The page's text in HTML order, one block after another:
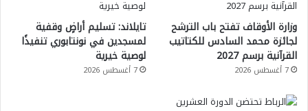
وزارة الأوقاف تفتح باب الترشح
لجائزة محمد السادس للكتاتيب
القرآنية برسم 2027
7 أغسطس 2026
تايلاند: تسليم أراضٍ وقفية
لمسجدين في نونتابوري تنفيذًا
لوصية خيرية
7 أغسطس 2026